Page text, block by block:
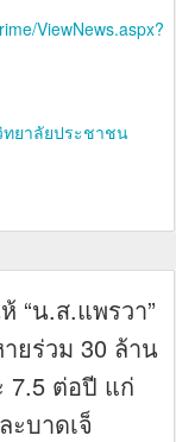
ViewNews.aspx?
ยาลัยประชาชน
“น.ส.แพรวา”
ยร่วม 30 ล้าน
7.5 ต่อปี แก่
ะบาดเจ็